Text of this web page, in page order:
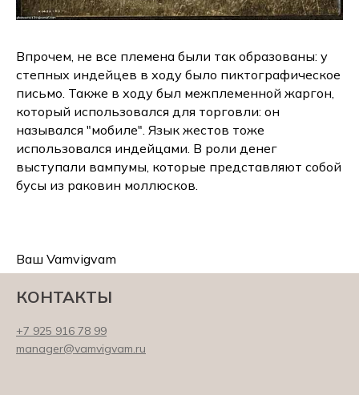
Впрочем, не все племена были так образованы: у
степных индейцев в ходу было пиктографическое
письмо. Также в ходу был межплеменной жаргон,
который использовался для торговли: он
назывался "мобиле". Язык жестов тоже
использовался индейцами. В роли денег
выступали вампумы, которые представляют собой
бусы из раковин моллюсков.
Ваш Vamvigvam
КОНТАКТЫ
+7 925 916 78 99
manager@vamvigvam.ru